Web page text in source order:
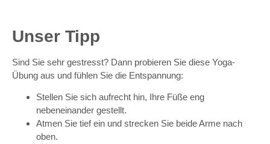
Unser Tipp
Sind Sie sehr gestresst? Dann probieren Sie diese Yoga-
Übung aus und fühlen Sie die Entspannung:
Stellen Sie sich aufrecht hin, Ihre Füße eng
nebeneinander gestellt.
Atmen Sie tief ein und strecken Sie beide Arme nach
oben.